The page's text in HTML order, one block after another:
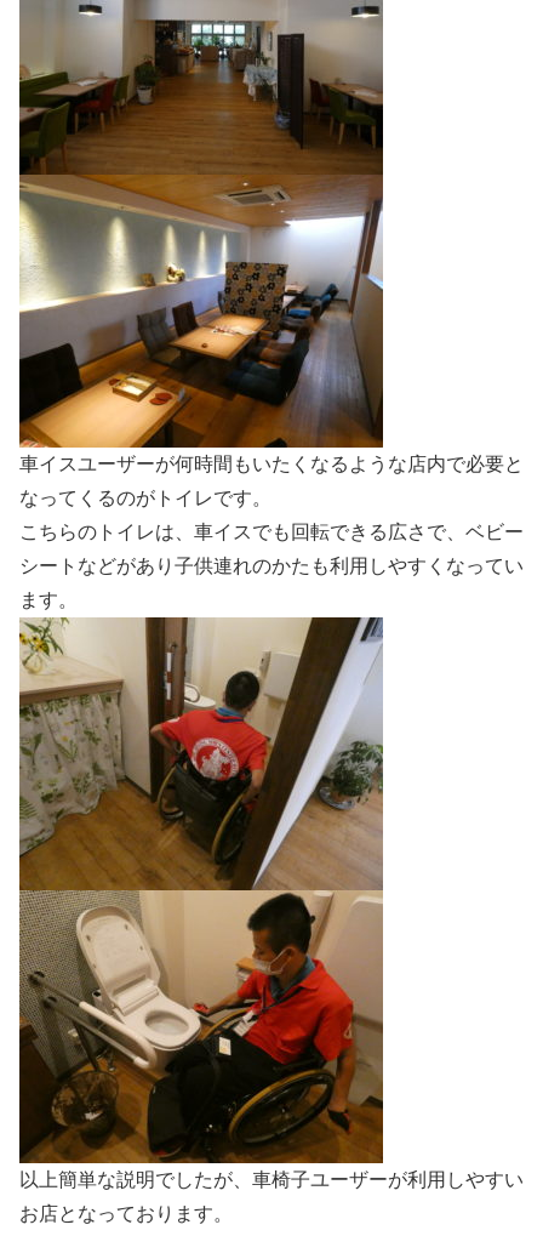
車イスユーザーが何時間もいたくなるような店内で必要と
なってくるのがトイレです。
こちらのトイレは、車イスでも回転できる広さで、ベビー
シートなどがあり子供連れのかたも利用しやすくなってい
ます。
以上簡単な説明でしたが、車椅子ユーザーが利用しやすい
お店となっております。